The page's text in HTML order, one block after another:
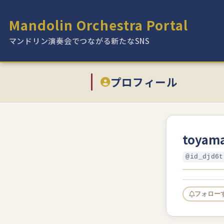
Mandolin Orchestra Portal
マンドリン演奏会でつながる新たなSNS
プロフィール
フォロー